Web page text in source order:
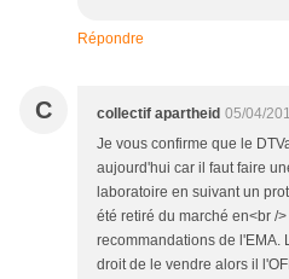
Répondre
C collectif apartheid 05/04/
Je vous confirme que le
aujourd'hui car il faut faire
laboratoire en suivant un
été retiré du marché en<br /
recommandations de l'EMA.
droit de le vendre alors il